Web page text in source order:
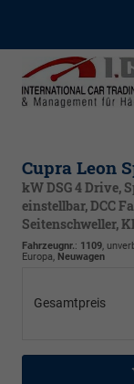
Cupra Leon
kW DSG 4 Drive,
einstellbar, DCC
Seitenschweller,
Fahrzeugnr.: 1109,
Europa, Neuwagen
Gesamtpreis